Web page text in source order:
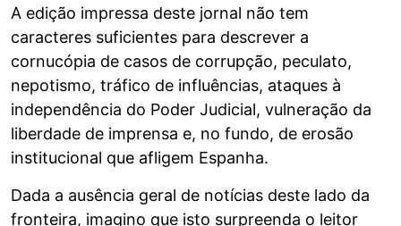
A edição impressa deste jornal não tem
caracteres suficientes para descrever a
cornucópia de casos de corrupção, peculato,
nepotismo, tráfico de influências, ataques à
independência do Poder Judicial, vulneração da
liberdade de imprensa e, no fundo, de erosão
institucional que afligem Espanha.
Dada a ausência geral de notícias deste lado da
fronteira, imagino que isto surpreenda o leitor